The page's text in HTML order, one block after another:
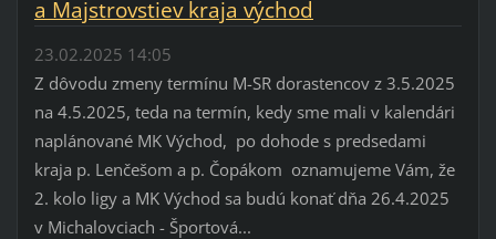
a Majstrovstiev kraja východ
23.02.2025 14:05
Z dôvodu zmeny termínu M-SR dorastencov z 3.5.2025
na 4.5.2025, teda na termín, kedy sme mali v kalendári
naplánované MK Východ, po dohode s predsedami
kraja p. Lenčešom a p. Čopákom oznamujeme Vám, že
2. kolo ligy a MK Východ sa budú konať dňa 26.4.2025
v Michalovciach - Športová...